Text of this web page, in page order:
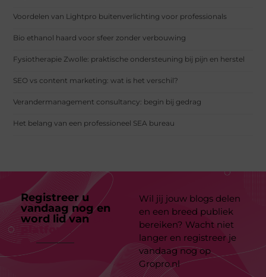
Voordelen van Lightpro buitenverlichting voor professionals
Bio ethanol haard voor sfeer zonder verbouwing
Fysiotherapie Zwolle: praktische ondersteuning bij pijn en herstel
SEO vs content marketing: wat is het verschil?
Verandermanagement consultancy: begin bij gedrag
Het belang van een professioneel SEA bureau
Registreer u
vandaag nog en
word lid van
platform
Wil jij jouw blogs delen
en een breed publiek
bereiken? Wacht niet
langer en registreer je
vandaag nog op
Gropro.nl